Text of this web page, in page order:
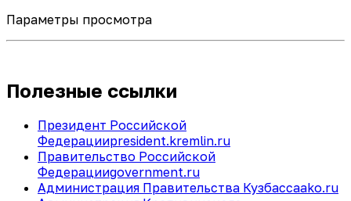
Параметры просмотра
Полезные ссылки
Президент Российской
Федерацииpresident.kremlin.ru
Правительство Российской
Федерацииgovernment.ru
Администрация Правительства Кузбассаako.ru